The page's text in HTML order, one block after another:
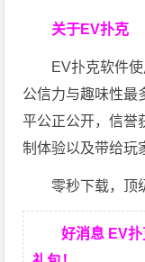
关于EV扑克
EV扑克软件
公信力与趣味性最
平公正公开，信誉
制体验以及带给玩
零秒下载，顶
好消息 EV